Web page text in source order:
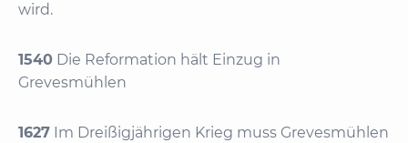
wird.
1540 Die Reformation hält Einzug in
Grevesmühlen
1627 Im Dreißigjährigen Krieg muss Grevesmühlen